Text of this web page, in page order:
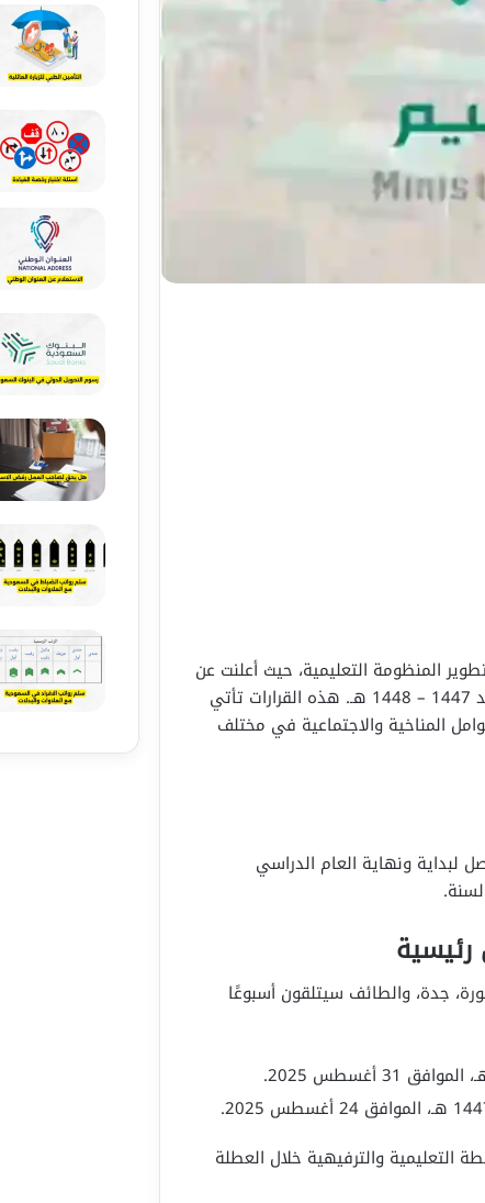
المنظومة التعليمية، حيث أعلنت عن
مجموعة من القرارات التنظيمية المتعلقة بالتقويم الدراسي للعام الجديد 1447 – 1448 هـ. هذه القرارات تأتي
المناخية والاجتماعية في مختلف
ونهاية العام الدراسي
رئيسية
جدة، والطائف سيتلقون أسبوعًا
التعليمية والترفيهية خلال العطلة